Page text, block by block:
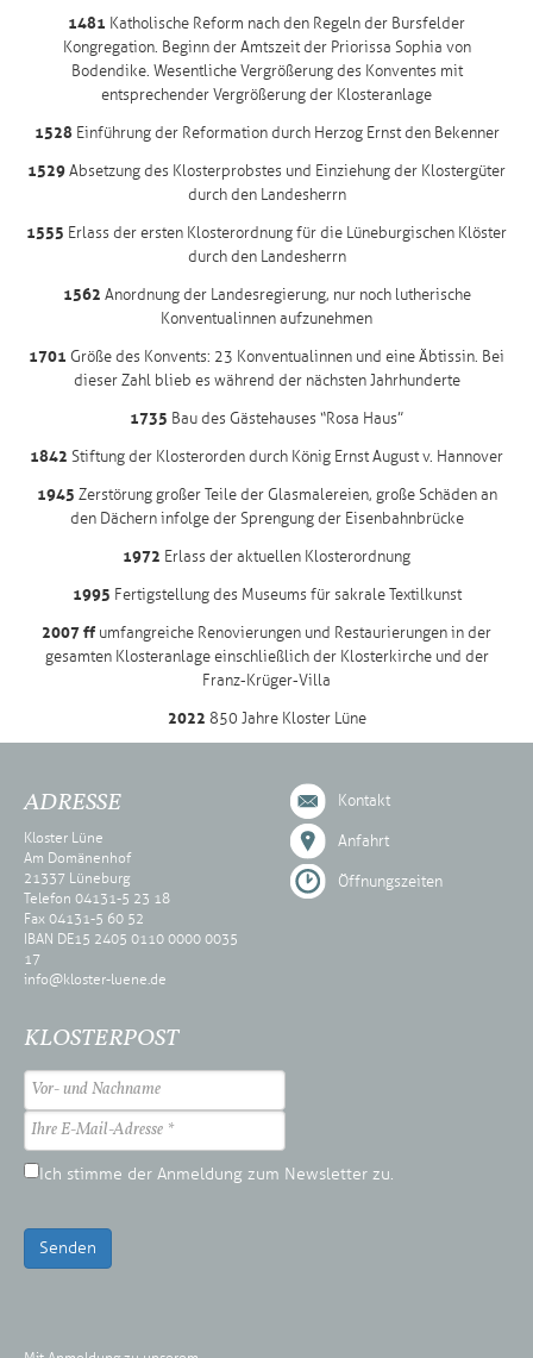
1481 Katholische Reform nach den Regeln der Bursfelder
Kongregation. Beginn der Amtszeit der Priorissa Sophia von
Bodendike. Wesentliche Vergrößerung des Konventes mit
entsprechender Vergrößerung der Klosteranlage
1528Einführung der Reformation durch Herzog Ernst den Bekenner
1529 Absetzung des Klosterprobstes und Einziehung der Klostergüter
durch den Landesherrn
1555 Erlass der ersten Klosterordnung für die Lüneburgischen Klöster
durch den Landesherrn
1562 Anordnung der Landesregierung, nur noch lutherische
Konventualinnen aufzunehmen
1701 Größe des Konvents: 23 Konventualinnen und eine Äbtissin. Bei
dieser Zahl blieb es während der nächsten Jahrhunderte
1735 Bau des Gästehauses “Rosa Haus”
1842 Stiftung der Klosterorden durch König Ernst August v. Hannover
1945 Zerstörung großer Teile der Glasmalereien, große Schäden an
den Dächern infolge der Sprengung der Eisenbahnbrücke
1972 Erlass der aktuellen Klosterordnung
1995 Fertigstellung des Museums für sakrale Textilkunst
2007 ffumfangreiche Renovierungen und Restaurierungen in der
gesamten Klosteranlage einschließlich der Klosterkirche und der
Franz-Krüger-Villa
2022 850 Jahre Kloster Lüne
ADRESSE
Kloster Lüne
Am Domänenhof
21337 Lüneburg
Telefon 04131-5 23 18
Fax 04131-5 60 52
IBAN DE15 2405 0110 0000 0035
17
info@kloster-luene.de
Kontakt
Anfahrt
Öffnungszeiten
KLOSTERPOST
Ich stimme der Anmeldung zum Newsletter zu.
Senden